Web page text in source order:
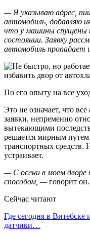
— Я указываю адрес,
автомобиль, добавляю
что у машины спущены
состоянии. Заявку
автомобиль пропадает
По его опыту на все
Это не означает, что
заявки, непременно
вытекающими
решается мирным путем
транспортных средств.
устраивает.
— С осени в моем дворе
способом, —говорит он.
Сейчас читают
Где сегодня в
датчики…